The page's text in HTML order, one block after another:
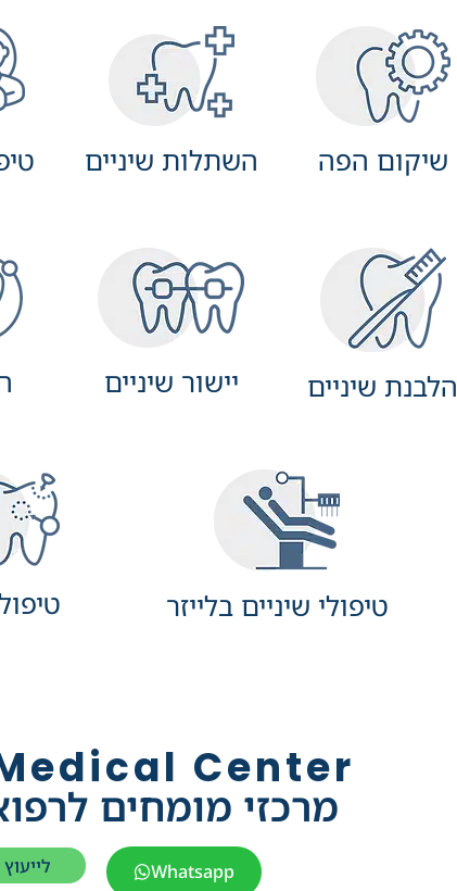
שיקום הפה השתלות שיניים
הלבנת שיניים יישור שיניים
טיפולי שיניים בלייזר
Center
מרכזי מומחים
Whatsapp